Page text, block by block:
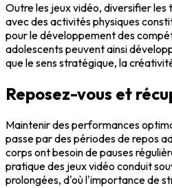
Outre les jeux vidéo, diversifier
avec des activités physiques
pour le développement des
adolescents peuvent ainsi
que le sens stratégique, la
Reposez-vous et
Maintenir desperformances
passe par despériodes de repos
corps ont besoin de pauses
pratique des jeux vidéo conduit
prolongées, d'où l'importance de